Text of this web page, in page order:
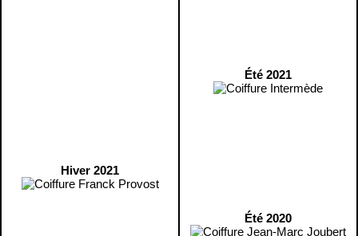
Hiver 2021
Été 2021
Été 2020